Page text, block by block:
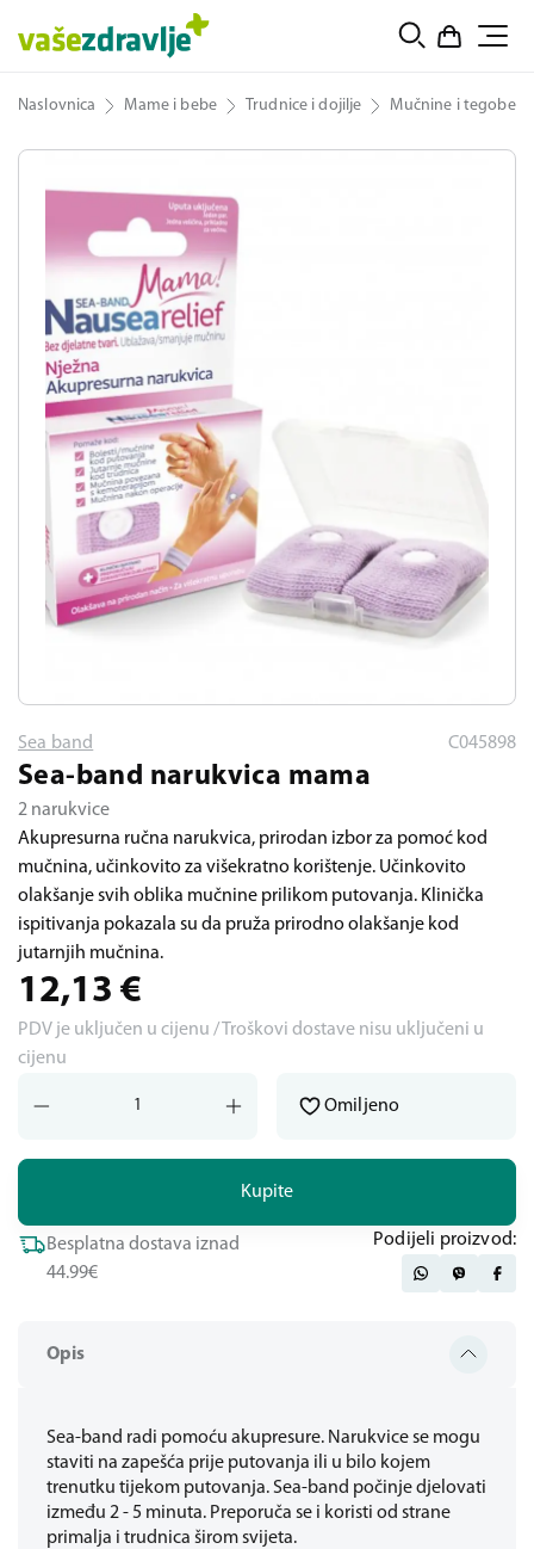
Naslovnica Mame i bebe Trudnice i dojilje Mučnine i tegobe
Opis
Sea-band radi pomoću akupresure. Narukvice se mogu
staviti na zapešća prije putovanja ili u bilo kojem
trenutku tijekom putovanja. Sea-band počinje djelovati
između 2 - 5 minuta. Preporuča se i koristi od strane
primalja i trudnica širom svijeta.
Sea band C045898
Sea-band narukvica mama
2 narukvice
Akupresurna ručna narukvica, prirodan izbor za pomoć kod
mučnina, učinkovito za višekratno korištenje. Učinkovito
olakšanje svih oblika mučnine prilikom putovanja. Klinička
ispitivanja pokazala su da pruža prirodno olakšanje kod
jutarnjih mučnina.
12,13 €
PDV je uključen u cijenu / Troškovi dostave nisu uključeni u
cijenu
Kupite
Omiljeno
Besplatna dostava iznad
44.99€
Podijeli proizvod: